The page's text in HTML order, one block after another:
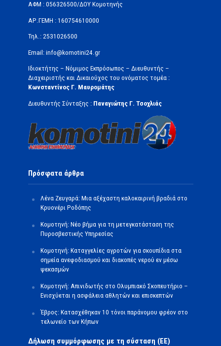
ΑΦΜ : 056326500/ΔOΥ Κομοτηνής
ΑΡ.ΓΕΜΗ : 160754610000
Τηλ.: 2531026500
Email: info@komotini24.gr
Ιδιοκτήτης – Νόμιμος Εκπρόσωπος – Διευθυντής –
Διαχειριστής και Δικαιούχος του ονόματος τομέα :
Κωνσταντίνος Γ. Μαυρομάτης
Διευθυντής Σύνταξης : Παναγιώτης Γ. Τσοχλιάς
Πρόσφατα άρθρα
Λένα Ζευγαρά: Μια αξέχαστη καλοκαιρινή βραδιά στο
Κρυονέρι Ροδόπης
Κομοτηνή: Νέο βήμα για τη μετεγκατάσταση της
Πυροσβεστικής Υπηρεσίας
Κομοτηνή: Καταγγελίες αγροτών για σκουπίδια στα
σημεία ανεφοδιασμού και διακοπές νερού εν μέσω
ψεκασμών
Κομοτηνή: Απινιδωτής στο Ολυμπιακό Σκοπευτήριο –
Ενισχύεται η ασφάλεια αθλητών και επισκεπτών
Έβρος: Κατασχέθηκαν 10 τόνοι παράνομου φρέον στο
τελωνείο των Κήπων
Δήλωση συμμόρφωσης με τη σύσταση (ΕΕ)